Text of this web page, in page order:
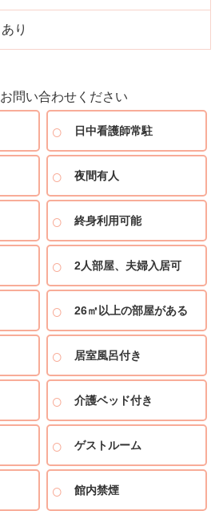
あり
お問い合わせください
日中看護師常駐
夜間有人
終身利用可能
2人部屋、夫婦入居可
26㎡以上の部屋がある
居室風呂付き
介護ベッド付き
ゲストルーム
館内禁煙